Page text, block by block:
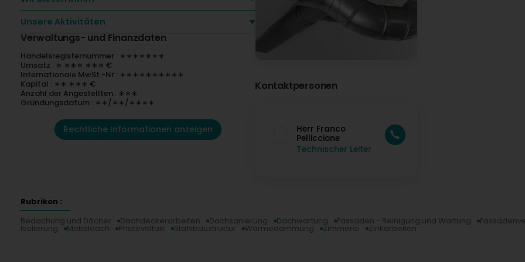
Unsere Aktivitäten
Verwaltungs- und Finanzdaten
Handelsregisternummer : ∗∗∗∗∗∗∗
Umsatz : ∗ ∗∗∗ ∗∗∗ €
Internationale MwSt.-Nr : ∗∗∗∗∗∗∗∗∗∗
Kapital : ∗∗ ∗∗∗ €
Anzahl der Angestellten : ∗∗∗
Gründungsdatum : ∗∗/∗∗/∗∗∗∗
Rechtliche Informationen anzeigen
Kontaktpersonen
Herr Franco
Pelliccione
Technischer Leiter
Rubriken :
Bedachung und Dächer
Dachdeckerarbeiten Dachsanierung Dachwartung Fassaden - Reinigung und Wartung
Isolierung Metalldach Photovoltaik Stahlbaustruktur Wärmedämmung Zimmerei Zinkarbeiten